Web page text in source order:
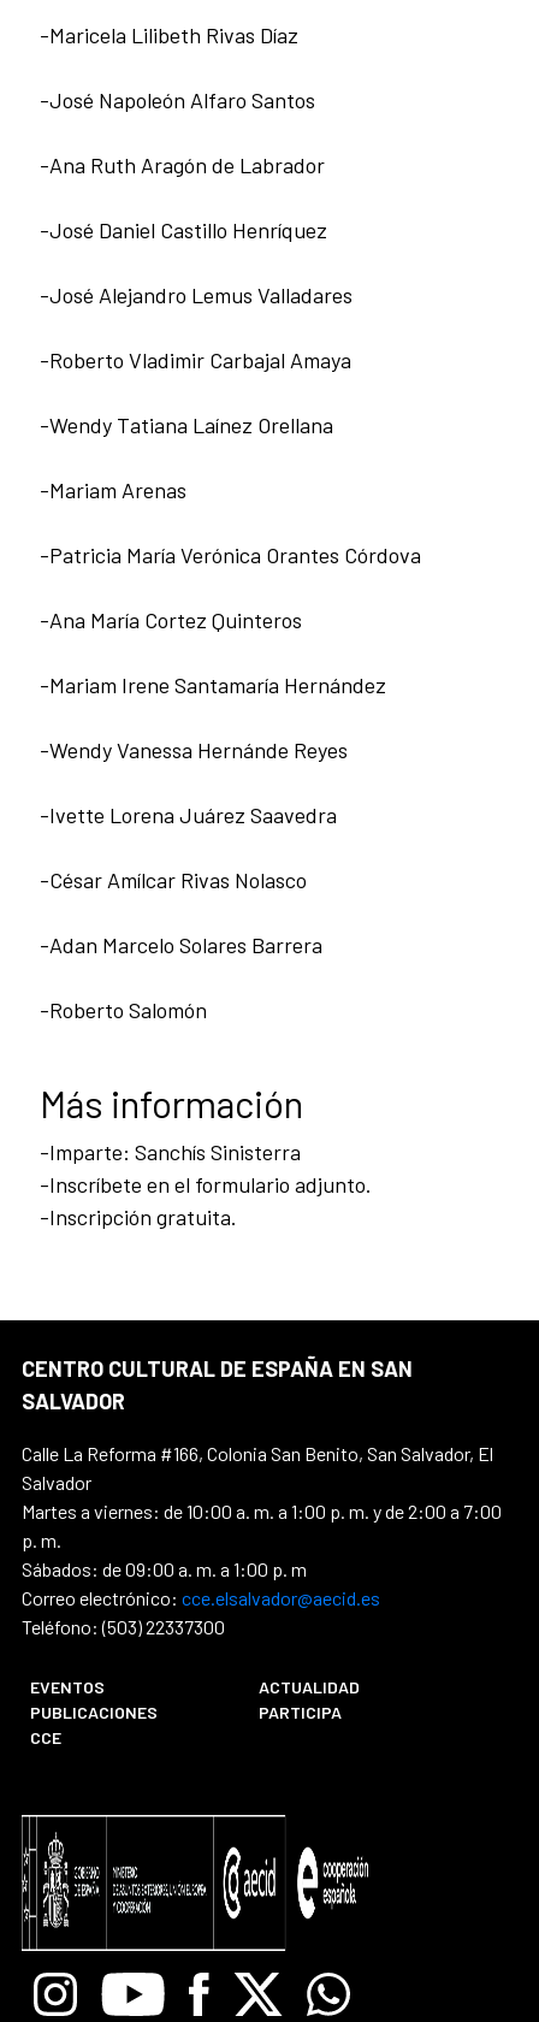
-Maricela Lilibeth Rivas Díaz
-José Napoleón Alfaro Santos
-Ana Ruth Aragón de Labrador
-José Daniel Castillo Henríquez
-José Alejandro Lemus Valladares
-Roberto Vladimir Carbajal Amaya
-Wendy Tatiana Laínez Orellana
-Mariam Arenas
-Patricia María Verónica Orantes Córdova
-Ana María Cortez Quinteros
-Mariam Irene Santamaría Hernández
-Wendy Vanessa Hernánde Reyes
-Ivette Lorena Juárez Saavedra
-César Amílcar Rivas Nolasco
-Adan Marcelo Solares Barrera
-Roberto Salomón
Más información
-Imparte: Sanchís Sinisterra
-Inscríbete en el formulario adjunto.
-Inscripción gratuita.
CENTRO CULTURAL DE ESPAÑA EN SAN
SALVADOR
Calle La Reforma #166, Colonia San Benito, San Salvador, El
Salvador
Martes a viernes: de 10:00 a. m. a 1:00 p. m. y de 2:00 a 7:00
p. m.
Sábados: de 09:00 a. m. a 1:00 p. m
Correo electrónico: cce.elsalvador@aecid.es
Teléfono: (503) 22337300
EVENTOS
ACTUALIDAD
PUBLICACIONES
PARTICIPA
CCE
InstagramYoutube Facebook
X Whatsapp